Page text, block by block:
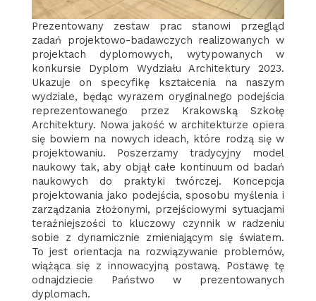
Prezentowany zestaw prac stanowi przegląd
zadań projektowo-badawczych realizowanych w
projektach dyplomowych, wytypowanych w
konkursie Dyplom Wydziału Architektury 2023.
Ukazuje on specyfikę kształcenia na naszym
wydziale, będąc wyrazem oryginalnego podejścia
reprezentowanego przez Krakowską Szkołę
Architektury. Nowa jakość w architekturze opiera
się bowiem na nowych ideach, które rodzą się w
projektowaniu. Poszerzamy tradycyjny model
naukowy tak, aby objął całe kontinuum od badań
naukowych do praktyki twórczej. Koncepcja
projektowania jako podejścia, sposobu myślenia i
zarządzania złożonymi, przejściowymi sytuacjami
teraźniejszości to kluczowy czynnik w radzeniu
sobie z dynamicznie zmieniającym się światem.
To jest orientacja na rozwiązywanie problemów,
wiążąca się z innowacyjną postawą. Postawę tę
odnajdziecie Państwo w prezentowanych
dyplomach.